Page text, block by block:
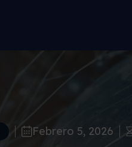
Febrero 5, 2026